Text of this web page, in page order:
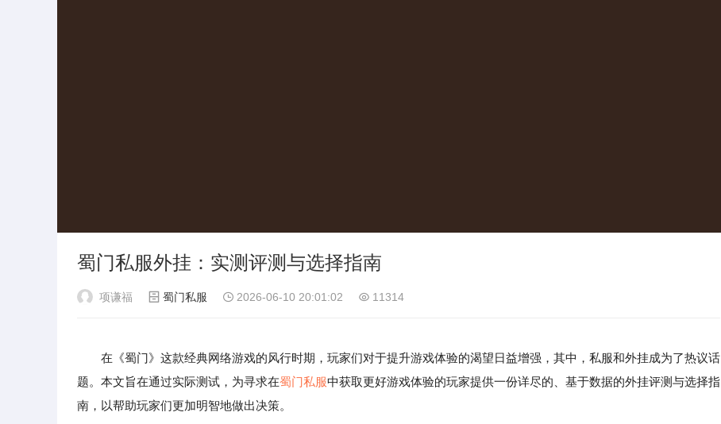
蜀门私服外挂：实测评测与选择指南
项谦福 蜀门私服 2026-06-10 20:01:02 11314
在《蜀门》这款经典网络游戏的风行时期，玩家们对于提升游戏体验的渴望日益增强，其中，私服和外挂成为了热议话
题。本文旨在通过实际测试，为寻求在蜀门私服中获取更好游戏体验的玩家提供一份详尽的、基于数据的外挂评测与选择指
南，以帮助玩家们更加明智地做出决策。